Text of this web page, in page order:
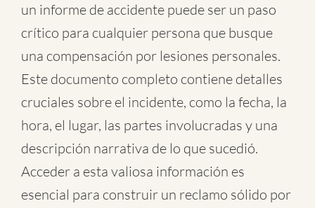
un informe de accidente puede ser un paso
crítico para cualquier persona que busque
una compensación por lesiones personales.
Este documento completo contiene detalles
cruciales sobre el incidente, como la fecha, la
hora, el lugar, las partes involucradas y una
descripción narrativa de lo que sucedió.
Acceder a esta valiosa información es
esencial para construir un reclamo sólido por